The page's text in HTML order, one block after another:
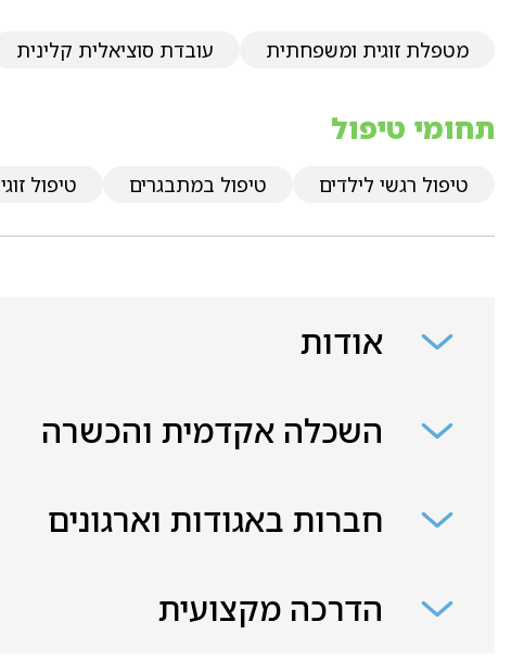
מטפלת זוגית ומשפחתית עובדת סוציאלית קלינית
תחומי טיפול
טיפול רגשי לילדים טיפול במתבגרים טיפול זוגי
אודות
השכלה אקדמית והכשרה
חברות באגודות וארגונים
הדרכה מקצועית